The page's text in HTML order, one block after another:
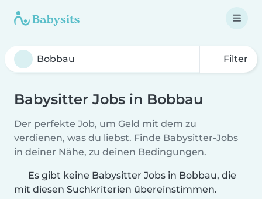
Filter
Babysitter Jobs in Bobbau
Der perfekte Job, um Geld mit dem zu
verdienen, was du liebst. Finde Babysitter-Jobs
in deiner Nähe, zu deinen Bedingungen.
Es gibt keine Babysitter Jobs in Bobbau, die
mit diesen Suchkriterien übereinstimmen.